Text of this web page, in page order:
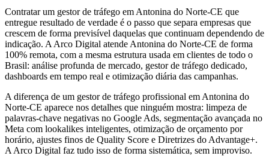
Contratar um gestor de tráfego em Antonina do Norte-CE que
entregue resultado de verdade é o passo que separa empresas que
crescem de forma previsível daquelas que continuam dependendo de
indicação. A Arco Digital atende Antonina do Norte-CE de forma
100% remota, com a mesma estrutura usada em clientes de todo o
Brasil: análise profunda de mercado, gestor de tráfego dedicado,
dashboards em tempo real e otimização diária das campanhas.
A diferença de um gestor de tráfego profissional em Antonina do
Norte-CE aparece nos detalhes que ninguém mostra: limpeza de
palavras-chave negativas no Google Ads, segmentação avançada no
Meta com lookalikes inteligentes, otimização de orçamento por
horário, ajustes finos de Quality Score e Diretrizes do Advantage+.
A Arco Digital faz tudo isso de forma sistemática, sem improviso.